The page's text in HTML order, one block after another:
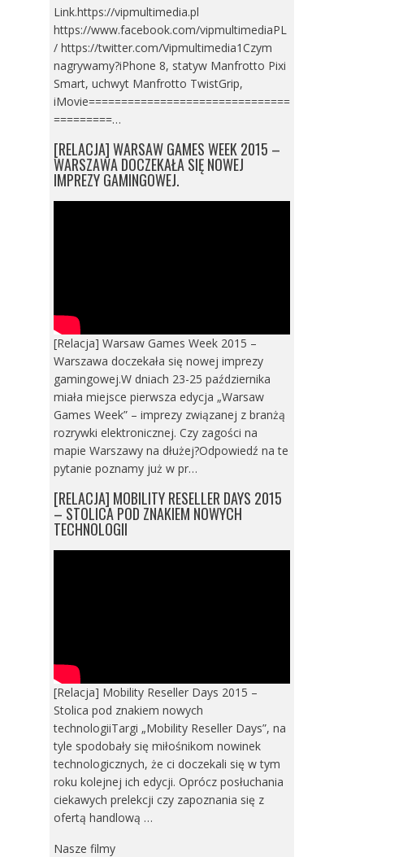
Link.https://vipmultimedia.pl
https://www.facebook.com/vipmultimediaPL
/ https://twitter.com/Vipmultimedia1Czym
nagrywamy?iPhone 8, statyw Manfrotto Pixi
Smart, uchwyt Manfrotto TwistGrip,
iMovie===============================
=========…
[RELACJA] WARSAW GAMES WEEK 2015 –
WARSZAWA DOCZEKAŁA SIĘ NOWEJ
IMPREZY GAMINGOWEJ.
[Relacja] Warsaw Games Week 2015 –
Warszawa doczekała się nowej imprezy
gamingowej.W dniach 23-25 października
miała miejsce pierwsza edycja „Warsaw
Games Week” – imprezy związanej z branżą
rozrywki elektronicznej. Czy zagości na
mapie Warszawy na dłużej?Odpowiedź na te
pytanie poznamy już w pr…
[RELACJA] MOBILITY RESELLER DAYS 2015
– STOLICA POD ZNAKIEM NOWYCH
TECHNOLOGII
[Relacja] Mobility Reseller Days 2015 –
Stolica pod znakiem nowych
technologiiTargi „Mobility Reseller Days”, na
tyle spodobały się miłośnikom nowinek
technologicznych, że ci doczekali się w tym
roku kolejnej ich edycji. Oprócz posłuchania
ciekawych prelekcji czy zapoznania się z
ofertą handlową …
Nasze filmy